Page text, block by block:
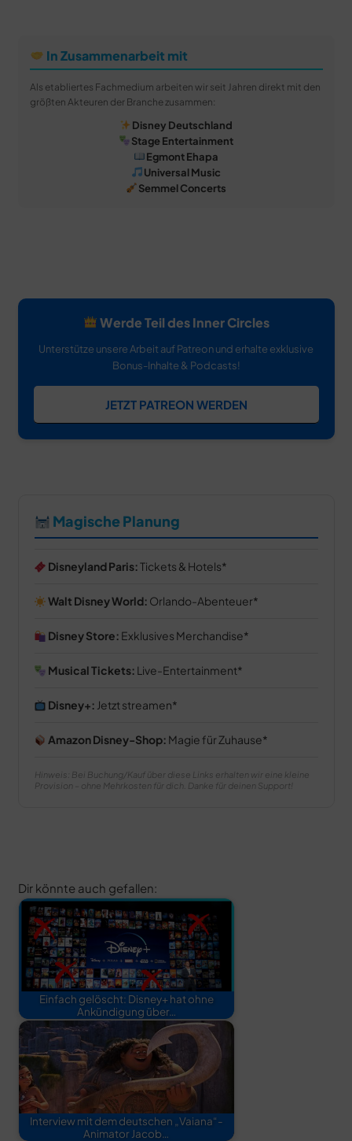
In Zusammenarbeit mit
Als etabliertes Fachmedium arbeiten wir seit Jahren direkt mit den
größten Akteuren der Branche zusammen:
Disney Deutschland
Stage Entertainment
Egmont Ehapa
Universal Music
Semmel Concerts
Werde Teil des Inner Circles
Unterstütze unsere Arbeit auf Patreon und erhalte exklusive
Bonus-Inhalte & Podcasts!
JETZT PATREON WERDEN
Magische Planung
Disneyland Paris:Tickets & Hotels
Walt Disney World: Orlando-Abenteuer
Disney Store: Exklusives Merchandise
Musical Tickets: Live-Entertainment
Disney+: Jetzt streamen
Amazon Disney-Shop: Magie für Zuhause
Hinweis: Bei Buchung/Kauf über diese Links erhalten wir eine kleine
Provision – ohne Mehrkosten für dich. Danke für deinen Support!
Dir könnte auch gefallen:
Einfach gelöscht: Disney+ hat ohne
Ankündigung über…
Interview mit dem deutschen „Vaiana“-
Animator Jacob…